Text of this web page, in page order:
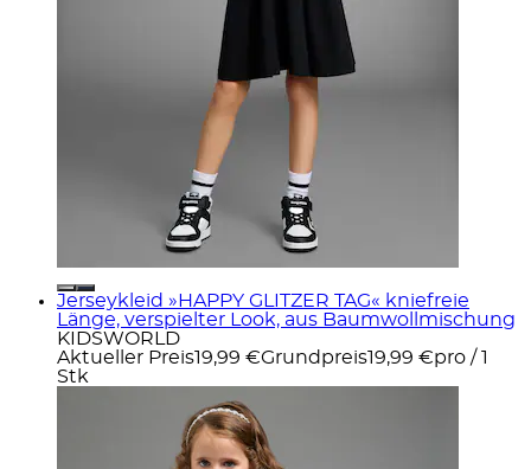
Jerseykleid »HAPPY GLITZER TAG« kniefreie
Länge, verspielter Look, aus Baumwollmischung
KIDSWORLD
Aktueller Preis19,99 €Grundpreis19,99 €pro / 1
Stk